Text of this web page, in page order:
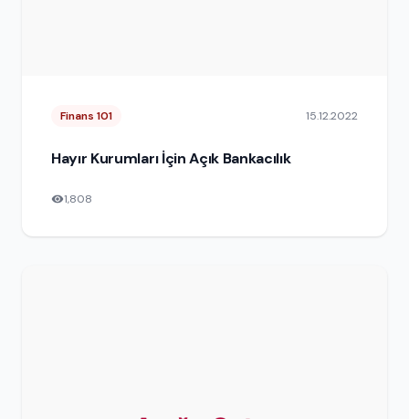
Finans 101 15.12.2022
Hayır Kurumları İçin Açık Bankacılık
1,808